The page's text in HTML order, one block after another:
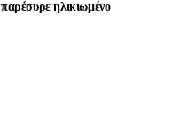
παρέσυρε ηλικιωμένο